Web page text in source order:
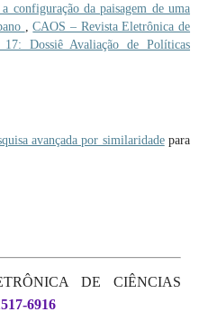
configuração da paisagem de uma
,CAOS – Revista Eletrônica de
Dossiê Avaliação de Políticas
avançada por similaridadepara
DE CIÊNCIAS
6916